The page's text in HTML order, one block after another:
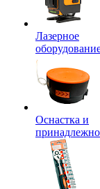
Лазерное
Оснастка и